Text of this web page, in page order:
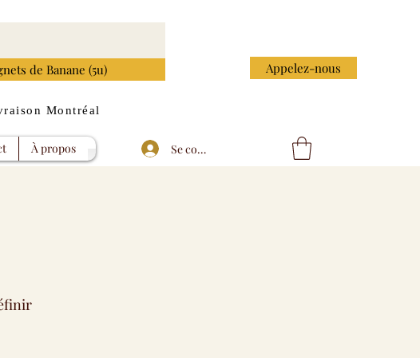
de Banane (5u) Appelez-nous
Montréal
À propos Se connecter